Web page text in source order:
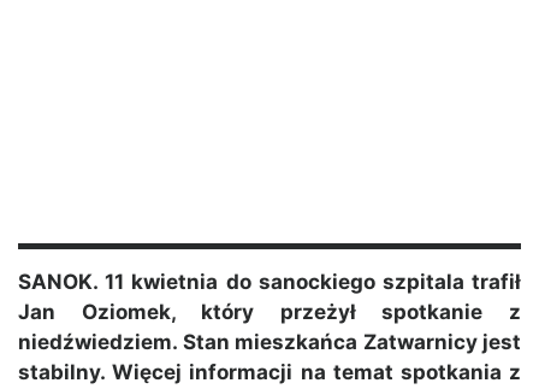
SANOK. 11 kwietnia do sanockiego szpitala trafił
Jan Oziomek, który przeżył spotkanie z
niedźwiedziem. Stan mieszkańca Zatwarnicy jest
stabilny. Więcej informacji na temat spotkania z